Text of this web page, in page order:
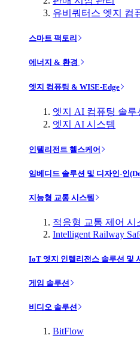
유비쿼터스 엣지 컴
스마트 팩토리
에너지 & 환경
엣지 컴퓨팅 & WISE-Edge
엣지 AI 컴퓨팅 솔루
엣지 AI 시스템
인텔리전트 헬스케어
임베디드 솔루션 및 디자인-인
지능형 교통 시스템
적응형 교통 제어 시
Intelligent Railway
IoT 엣지 인텔리전스 솔루션 및
게임 솔루션
비디오 솔루션
BitFlow